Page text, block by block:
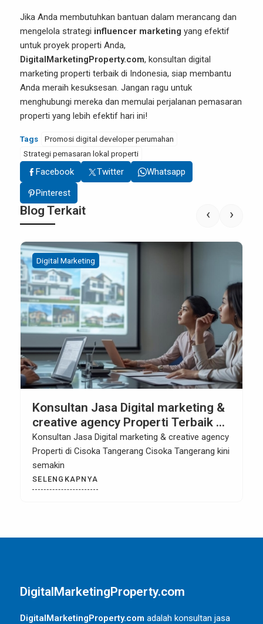
Jika Anda membutuhkan bantuan dalam merancang dan
mengelola strategi influencer marketing yang efektif
untuk proyek properti Anda,
DigitalMarketingProperty.com, konsultan digital
marketing properti terbaik di Indonesia, siap membantu
Anda meraih kesuksesan. Jangan ragu untuk
menghubungi mereka dan memulai perjalanan pemasaran
properti yang lebih efektif hari ini!
Tags
Promosi digital developer perumahan
Strategi pemasaran lokal properti
Facebook Twitter
Whatsapp
Pinterest
Blog Terkait
Digital Marketing
Konsultan Jasa Digital marketing &
creative agency Properti Terbaik di
Cisoka Tangerang
Konsultan Jasa Digital marketing & creative agency
Properti di Cisoka Tangerang Cisoka Tangerang kini
semakin
SELENGKAPNYA
‹ ›
DigitalMarketingProperty.com
DigitalMarketingProperty.com adalah konsultan jasa